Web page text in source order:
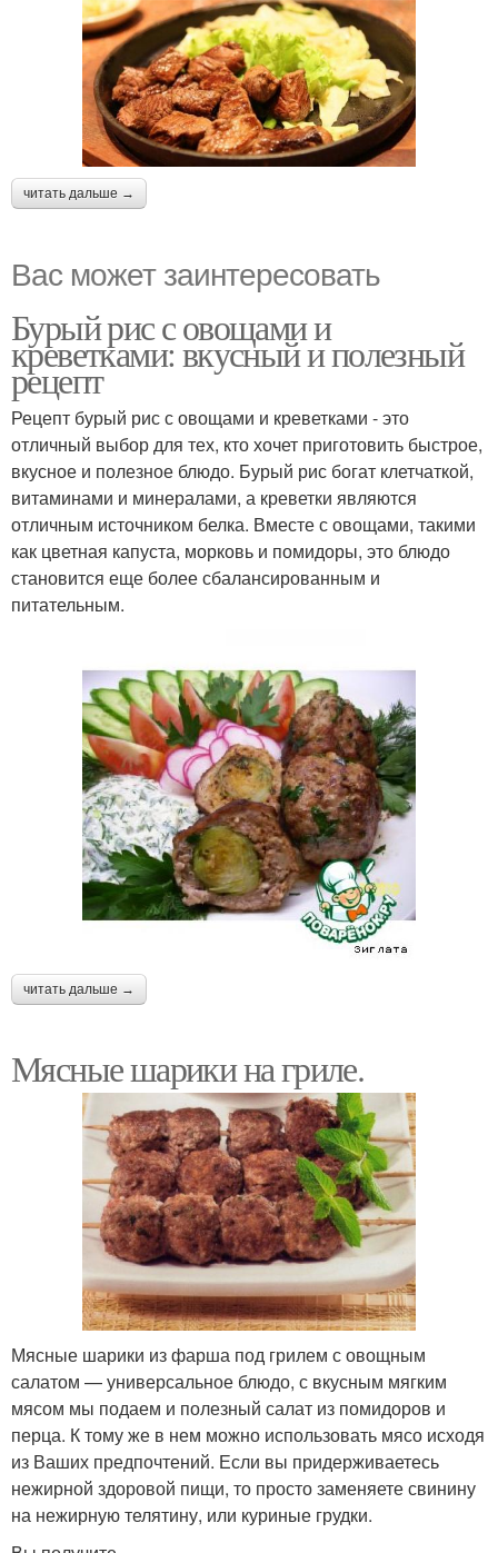
читать дальше →
Вас может заинтересовать
Бурый рис с овощами и
креветками: вкусный и полезный
рецепт
Рецепт бурый рис с овощами и креветками - это
отличный выбор для тех, кто хочет приготовить быстрое,
вкусное и полезное блюдо. Бурый рис богат клетчаткой,
витаминами и минералами, а креветки являются
отличным источником белка. Вместе с овощами, такими
как цветная капуста, морковь и помидоры, это блюдо
становится еще более сбалансированным и
питательным.
читать дальше →
Мясные шарики на гриле.
Мясные шарики из фарша под грилем с овощным
салатом — универсальное блюдо, с вкусным мягким
мясом мы подаем и полезный салат из помидоров и
перца. К тому же в нем можно использовать мясо исходя
из Ваших предпочтений. Если вы придерживаетесь
нежирной здоровой пищи, то просто заменяете свинину
на нежирную телятину, или куриные грудки.